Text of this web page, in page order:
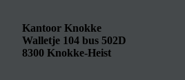
Kantoor Knokke
Walletje 104 bus 502D
8300 Knokke-Heist